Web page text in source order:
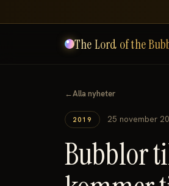
The Lord of the
←Alla nyheter
2019 25 november
Bubblor